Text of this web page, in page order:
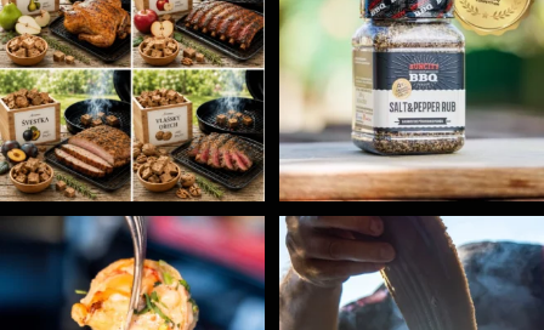
Spoustu podobných triků, které vám usnadní nejenom ...
9 0
Ryba na grilu je opravdu rychlá, a stejně tak